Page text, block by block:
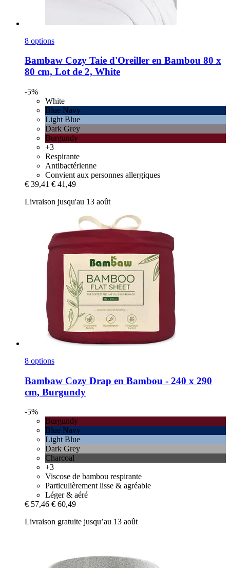
8 options
Bambaw Cozy Taie d'Oreiller en Bambou 80 x
80 cm, Lot de 2, White
-5%
White
Blue Navy
Light Blue
Dark Grey
Burgundy
+3
Respirante
Antibactérienne
Convient aux personnes allergiques
€ 39,41 € 41,49
Livraison jusqu'au 13 août
8 options
Bambaw Cozy Drap en Bambou -​ 240 x 290
cm, Burgundy
-5%
Burgundy
Blue Navy
Light Blue
Dark Grey
Charcoal
+3
Viscose de bambou respirante
Particulièrement lisse & agréable
Léger & aéré
€ 57,46 € 60,49
Livraison gratuite jusqu’au 13 août